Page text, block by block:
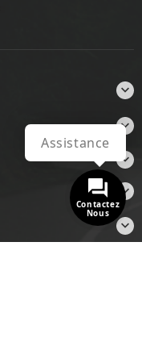





Contactez
Nous
Assistance